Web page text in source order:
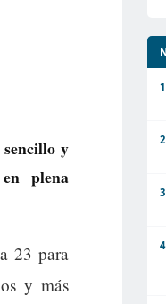
y
plena
23 para
y más
1
2
3
4